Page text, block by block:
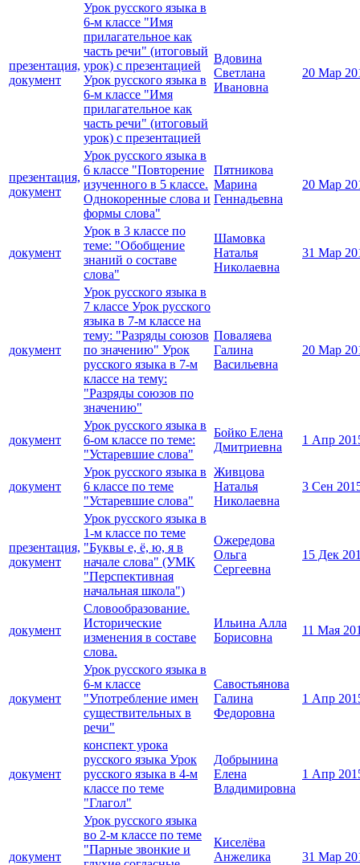
презентация,
документ
Урок русского языка в
6-м классе "Имя
прилагательное как
часть речи" (итоговый
урок) с презентацией
Урок русского языка в
6-м классе "Имя
прилагательное как
часть речи" (итоговый
урок) с презентацией
Вдовина
Светлана
Ивановна
20 Мар
презентация,
документ
Урок русского языка в
6 классе "Повторение
изученного в 5 классе.
Однокоренные слова и
формы слова"
Пятникова
Марина
Геннадьевна
20 Мар
документ
Урок в 3 классе по
теме: "Обобщение
знаний о составе
слова"
Шамовка
Наталья
Николаевна
31 Мар
документ
Урок русского языка в
7 классе Урок русского
языка в 7-м классе на
тему: "Разряды союзов
по значению" Урок
русского языка в 7-м
классе на тему:
"Разряды союзов по
значению"
Поваляева
Галина
Васильевна
20 Мар
документ
Урок русского языка в
6-ом классе по теме:
"Устаревшие слова"
Бойко Елена
Дмитриевна
1 Апр
документ
Урок русского языка в
6 классе по теме
"Устаревшие слова"
Живцова
Наталья
Николаевна
3 Сен
презентация,
документ
Урок русского языка в
1-м классе по теме
"Буквы е, ё, ю, я в
начале слова" (УМК
"Перспективная
начальная школа")
Ожередова
Ольга
Сергеевна
15 Дек
документ
Словообразование.
Исторические
изменения в составе
слова.
Ильина Алла
Борисовна
11 Мая
документ
Урок русского языка в
6-м классе
"Употребление имен
существительных в
речи"
Савостьянова
Галина
Федоровна
1 Апр
документ
конспект урока
русского языка Урок
русского языка в 4-м
классе по теме
"Глагол"
Добрынина
Елена
Владимировна
1 Апр
документ
Урок русского языка
во 2-м классе по теме
"Парные звонкие и
Киселёва
Анжелика
31 Мар